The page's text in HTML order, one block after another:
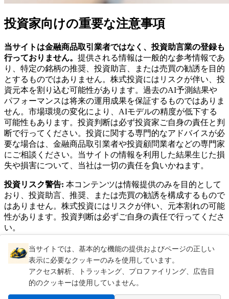
投資家向けの重要な注意事項
当サイトは金融商品取引業者ではなく、投資助言業の登録も
行っておりません。 提供される情報は一般的な参考情報であ
り、特定の銘柄の推奨、投資助言、または売買の勧誘を目的
とするものではありません。株式投資にはリスクが伴い、投
資元本を割り込む可能性があります。過去のAI予測結果や
パフォーマンスは将来の運用成果を保証するものではありま
せん。市場環境の変化により、AIモデルの精度が低下する
可能性もあります。投資判断は必ず投資家ご自身の責任と判
断で行ってください。投資に関する専門的なアドバイスが必
要な場合は、金融商品取引業者や投資顧問業者などの専門家
にご相談ください。当サイトの情報を利用した結果生じた損
失や損害について、当社は一切の責任を負いかねます。
投資リスク警告: 本コンテンツは情報提供のみを目的として
おり、投資助言、推奨、または売買の勧誘を構成するもので
はありません。株式投資にはリスクが伴い、元本割れの可能
性があります。投資判断は必ずご自身の責任で行ってくださ
い。
AI株予測ナビ
プライバシーポリシー
クッキーポリシー
利用規約
当サイトでは、基本的な機能の提供およびページの正しい
表示に必要なクッキーのみを使用しています。
アクセス解析、トラッキング、プロファイリング、広告目
的のクッキーは使用していません。